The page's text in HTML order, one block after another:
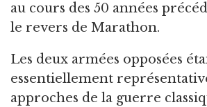
au cours des 50 années
le revers de Marathon.
Les deux armées opposées
essentiellement
approches de la guerre